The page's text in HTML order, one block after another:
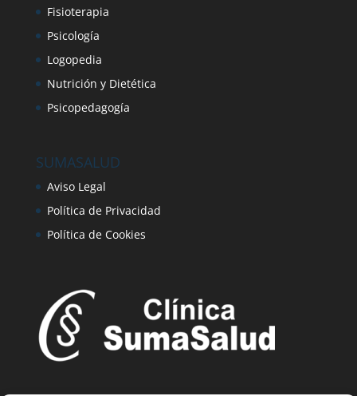
Fisioterapia
Psicología
Logopedia
Nutrición y Dietética
Psicopedagogía
SUMASALUD
Aviso Legal
Política de Privacidad
Política de Cookies